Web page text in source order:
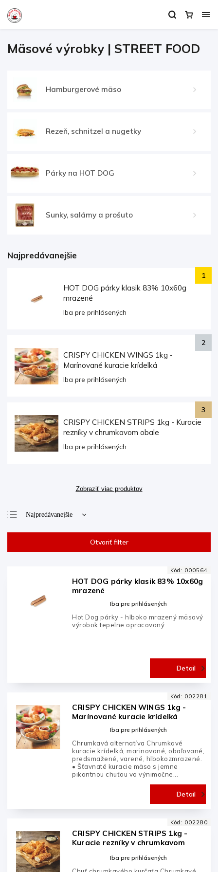
Mäsové výrobky | STREET FOOD
Hamburgerové mäso
Rezeň, schnitzel a nugetky
Párky na HOT DOG
Šunky, salámy a prošuto
Najpredávanejšie
HOT DOG párky klasik 83% 10x60g
mrazené
Iba pre prihlásených
CRISPY CHICKEN WINGS 1kg -
Marínované kuracie krídelká
Iba pre prihlásených
CRISPY CHICKEN STRIPS 1kg - Kuracie
rezníky v chrumkavom obale
Iba pre prihlásených
Zobraziť viac produktov
Najpredávanejšie
Otvoriť filter
HOT DOG párky klasik 83% 10x60g
mrazené
Iba pre prihlásených
Detail
Hot Dog párky - hlboko mrazený mäsový
výrobok tepelne opracovaný
Kód: 000564
CRISPY CHICKEN WINGS 1kg -
Marínované kuracie krídelká
Iba pre prihlásených
Detail
Chrumkavá alternatíva Chrumkavé
kuracie krídelká, marinované, obaľované,
predsmažené, varené, hlbokozmrazené.
• Šťavnaté kuracie mäso s jemne
pikantnou chuťou vo výnimočne...
Kód: 002281
CRISPY CHICKEN STRIPS 1kg -
Kuracie rezníky v chrumkavom
Iba pre prihlásených
Kód: 002280